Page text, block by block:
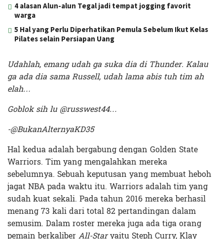
4 alasan Alun-alun Tegal jadi tempat jogging favorit
warga
5 Hal yang Perlu Diperhatikan Pemula Sebelum Ikut Kelas
Pilates selain Persiapan Uang
Udahlah, emang udah ga suka dia di Thunder. Kalau
ga ada dia sama Russell, udah lama abis tuh tim ah
elah…
Goblok sih lu @russwest44…
-@BukanAlternyaKD35
Hal kedua adalah bergabung dengan Golden State
Warriors. Tim yang mengalahkan mereka
sebelumnya. Sebuah keputusan yang membuat heboh
jagat NBA pada waktu itu. Warriors adalah tim yang
sudah kuat sekali. Pada tahun 2016 mereka berhasil
menang 73 kali dari total 82 pertandingan dalam
semusim. Dalam roster mereka juga ada tiga orang
pemain berkaliberAll-Staryaitu Steph Curry, Klay